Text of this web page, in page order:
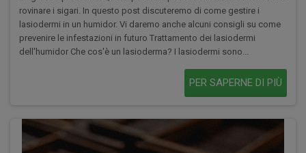
rovinare i sigari. In questo post discuteremo di come gestire i
lasiodermi in un humidor. Vi daremo anche alcuni consigli su come
prevenire le infestazioni in futuro Trattamento dei lasiodermi
dell'humidor Che cos'è un lasioderma? I lasiodermi sono...
PER SAPERNE DI PIÙ